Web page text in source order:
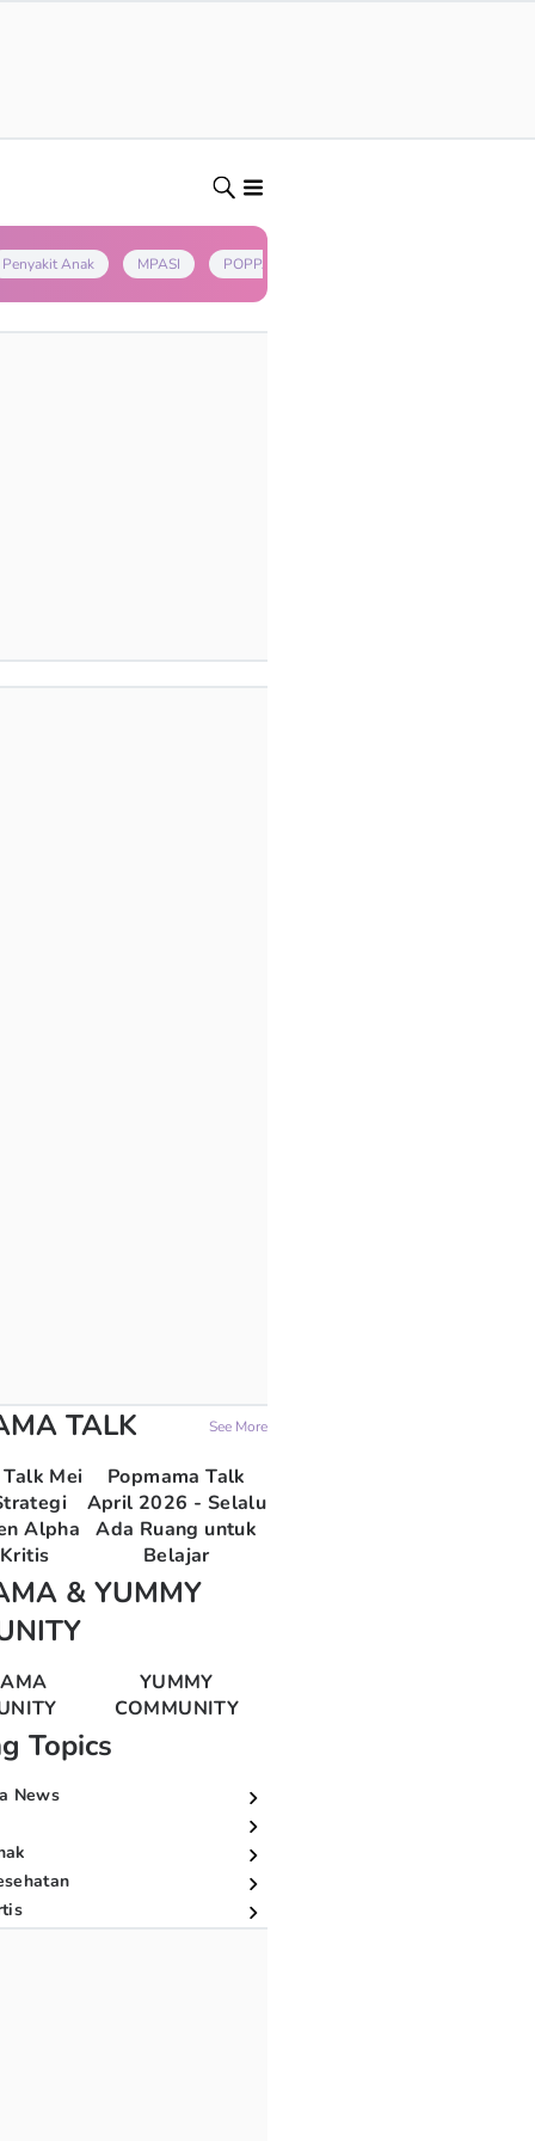
Penyakit Anak MPASI POPPAPA
TALK See More
Mei
Alpha
Popmama Talk
April 2026 - Selalu
Ada Ruang untuk
Belajar
& YUMMY
YUMMY
COMMUNITY
Topics
News